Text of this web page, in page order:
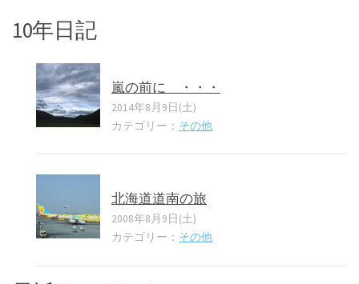
10年日記
嵐の前に ・・・
2014年8月9日(土)
カテゴリー： その他
北海道道南の旅
2008年8月9日(土)
カテゴリー： その他